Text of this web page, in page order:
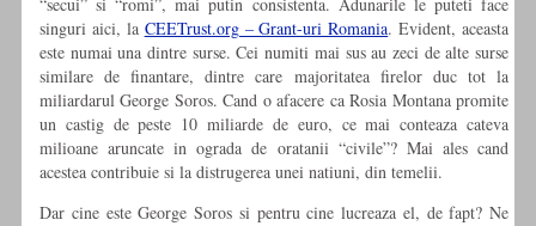
singuri aici, la CEETrust.org – Grant-uri Romania. Evident, aceasta
este numai una dintre surse. Cei numiti mai sus au zeci de alte surse
similare de finantare, dintre care majoritatea firelor duc tot la
miliardarul George Soros. Cand o afacere ca Rosia Montana promite
un castig de peste 10 miliarde de euro, ce mai conteaza cateva
milioane aruncate in ograda de oratanii “civile”? Mai ales cand
acestea contribuie si la distrugerea unei natiuni, din temelii.
Dar cine este George Soros si pentru cine lucreaza el, de fapt? Ne